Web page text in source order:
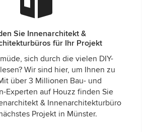
Sie Innenarchitekt &
für Ihr Projekt
sich durch die vielen DIY-
Wir sind hier, um Ihnen zu
über 3 Millionen Bau- und
Experten auf Houzz finden Sie
& Innenarchitekturbüro
Projekt in Münster.